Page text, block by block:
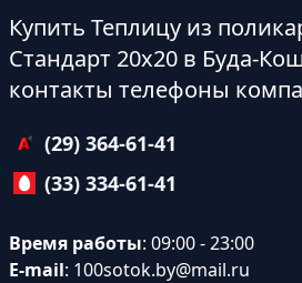
Купить Теплицу из
Стандарт 20х20 в Буда-
контакты телефоны
(29) 364-61-41
(33) 334-61-41
Время работы: 09:00 - 23:00
E-mail: 100sotok.by@mail.ru